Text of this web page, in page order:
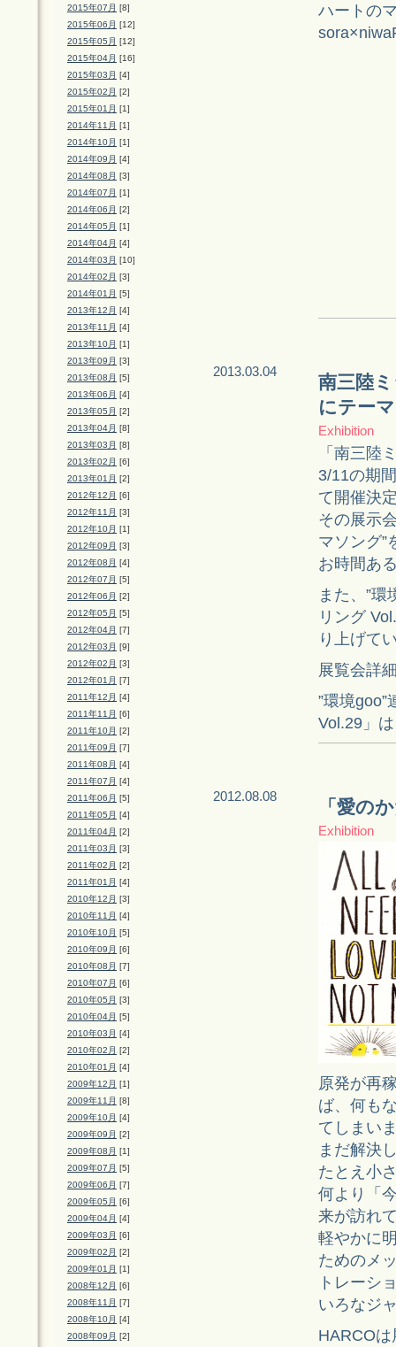
2015年07月 [8]
2015年06月 [12]
2015年05月 [12]
2015年04月 [16]
2015年03月 [4]
2015年02月 [2]
2015年01月 [1]
2014年11月 [1]
2014年10月 [1]
2014年09月 [4]
2014年08月 [3]
2014年07月 [1]
2014年06月 [2]
2014年05月 [1]
2014年04月 [4]
2014年03月 [10]
2014年02月 [3]
2014年01月 [5]
2013年12月 [4]
2013年11月 [4]
2013年10月 [1]
2013年09月 [3]
2013年08月 [5]
2013年06月 [4]
2013年05月 [2]
2013年04月 [8]
2013年03月 [8]
2013年02月 [6]
2013年01月 [2]
2012年12月 [6]
2012年11月 [3]
2012年10月 [1]
2012年09月 [3]
2012年08月 [4]
2012年07月 [5]
2012年06月 [2]
2012年05月 [5]
2012年04月 [7]
2012年03月 [9]
2012年02月 [3]
2012年01月 [7]
2011年12月 [4]
2011年11月 [6]
2011年10月 [2]
2011年09月 [7]
2011年08月 [4]
2011年07月 [4]
2011年06月 [5]
2011年05月 [4]
2011年04月 [2]
2011年03月 [3]
2011年02月 [2]
2011年01月 [4]
2010年12月 [3]
2010年11月 [4]
2010年10月 [5]
2010年09月 [6]
2010年08月 [7]
2010年07月 [6]
2010年05月 [3]
2010年04月 [5]
2010年03月 [4]
2010年02月 [2]
2010年01月 [4]
2009年12月 [1]
2009年11月 [8]
2009年10月 [4]
2009年09月 [2]
2009年08月 [1]
2009年07月 [5]
2009年06月 [7]
2009年05月 [6]
2009年04月 [4]
2009年03月 [6]
2009年02月 [2]
2009年01月 [1]
2008年12月 [6]
2008年11月 [7]
2008年10月 [4]
2008年09月 [2]
ハートの
2013.03.04
南三陸
にテー
Exhibition
「南三陸
3/11の期
て開催決
その展示
マソング”
お時間あ
また、”
リング
り上げて
展覧会詳
”環境
Vol.29」
2012.08.08
「愛の
Exhibition
原発が再
ば、何も
てしまい
まだ解決
たとえ小
何より「
来が訪れ
軽やかに
ためのメ
トレーシ
いろなジ
HARCO